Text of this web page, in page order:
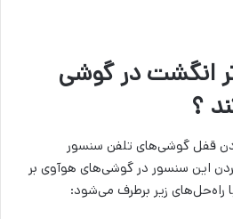
انگشت در گوشی
؟
قفل گوشی‌های تلفن سنسور
این سنسور در گوشی‌های هوآوی بر
راه‌حل‌های زیر برطرف می‌شود: